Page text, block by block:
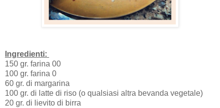
Ingredienti:
150 gr. farina 00
100 gr. farina 0
60 gr. di margarina
100 gr. di latte di riso (o qualsiasi altra bevanda vegetale)
20 gr. di lievito di birra